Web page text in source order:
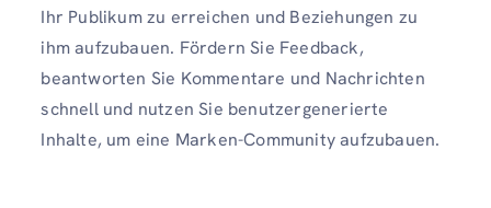
Ihr Publikum zu erreichen und Beziehungen zu
ihm aufzubauen. Fördern Sie Feedback,
beantworten Sie Kommentare und Nachrichten
schnell und nutzen Sie benutzergenerierte
Inhalte, um eine Marken-Community aufzubauen.